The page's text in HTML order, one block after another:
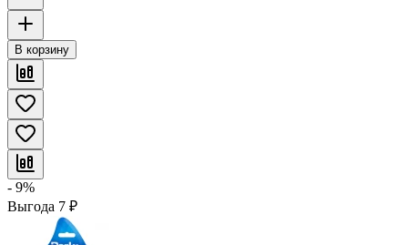
В корзину
- 9%
Выгода 7 ₽